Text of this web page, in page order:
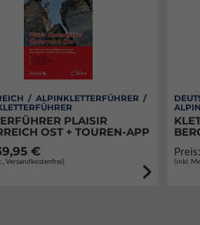
/ ALPINKLETTERFÜHRER /
PLAISIR
OST + TOUREN-APP
€
Versandkostenfrei) (inkl.